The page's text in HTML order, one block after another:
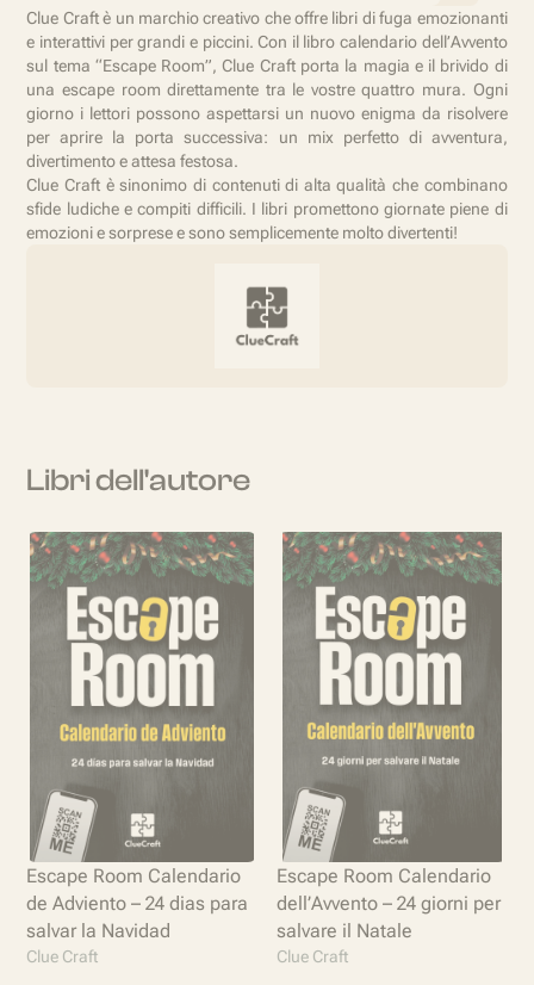
Clue Craft è un marchio creativo che offre libri di fuga emozionanti
e interattivi per grandi e piccini. Con il libro calendario dell’Avvento
sul tema “Escape Room”, Clue Craft porta la magia e il brivido di
una escape room direttamente tra le vostre quattro mura. Ogni
giorno i lettori possono aspettarsi un nuovo enigma da risolvere
per aprire la porta successiva: un mix perfetto di avventura,
divertimento e attesa festosa.
Clue Craft è sinonimo di contenuti di alta qualità che combinano
sfide ludiche e compiti difficili. I libri promettono giornate piene di
emozioni e sorprese e sono semplicemente molto divertenti!
Libri dell'autore
Escape Room Calendario
de Adviento – 24 dias para
salvar la Navidad
Clue Craft
Escape Room Calendario
dell’Avvento – 24 giorni per
salvare il Natale
Clue Craft